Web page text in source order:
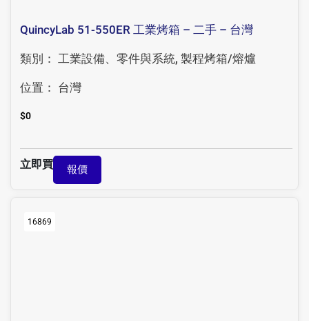
QuincyLab 51-550ER 工業烤箱 – 二手 – 台灣
類別： 工業設備、零件與系統, 製程烤箱/熔爐
位置： 台灣
$0
立即買 報價
16869